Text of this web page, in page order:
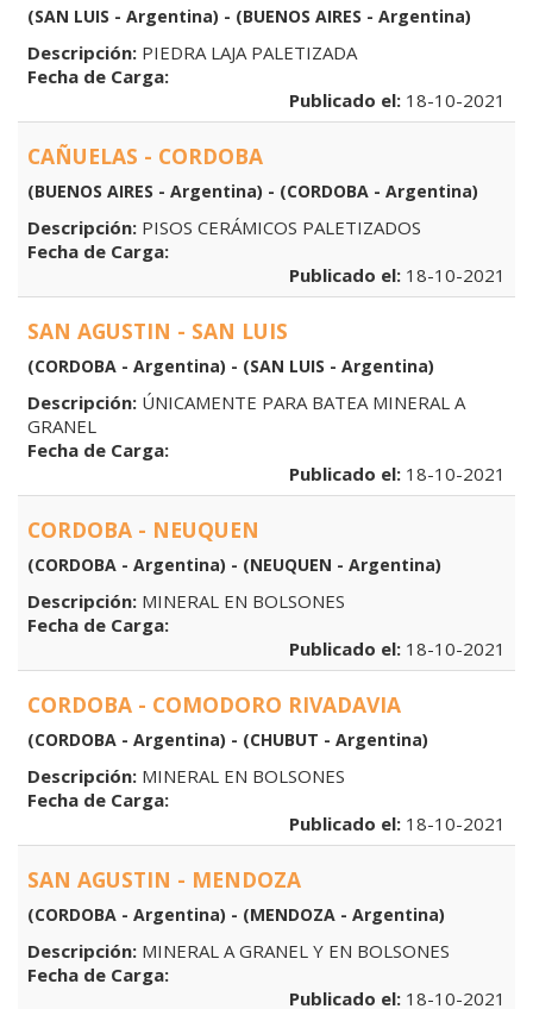
(SAN LUIS - Argentina) - (BUENOS AIRES - Argentina)
Descripción: PIEDRA LAJA PALETIZADA
Fecha de Carga:
Publicado el: 18-10-2021
CAÑUELAS - CORDOBA
(BUENOS AIRES - Argentina) - (CORDOBA - Argentina)
Descripción: PISOS CERÁMICOS PALETIZADOS
Fecha de Carga:
Publicado el: 18-10-2021
SAN AGUSTIN - SAN LUIS
(CORDOBA - Argentina) - (SAN LUIS - Argentina)
Descripción: ÚNICAMENTE PARA BATEA MINERAL A
GRANEL
Fecha de Carga:
Publicado el: 18-10-2021
CORDOBA - NEUQUEN
(CORDOBA - Argentina) - (NEUQUEN - Argentina)
Descripción: MINERAL EN BOLSONES
Fecha de Carga:
Publicado el: 18-10-2021
CORDOBA - COMODORO RIVADAVIA
(CORDOBA - Argentina) - (CHUBUT - Argentina)
Descripción: MINERAL EN BOLSONES
Fecha de Carga:
Publicado el: 18-10-2021
SAN AGUSTIN - MENDOZA
(CORDOBA - Argentina) - (MENDOZA - Argentina)
Descripción: MINERAL A GRANEL Y EN BOLSONES
Fecha de Carga:
Publicado el: 18-10-2021